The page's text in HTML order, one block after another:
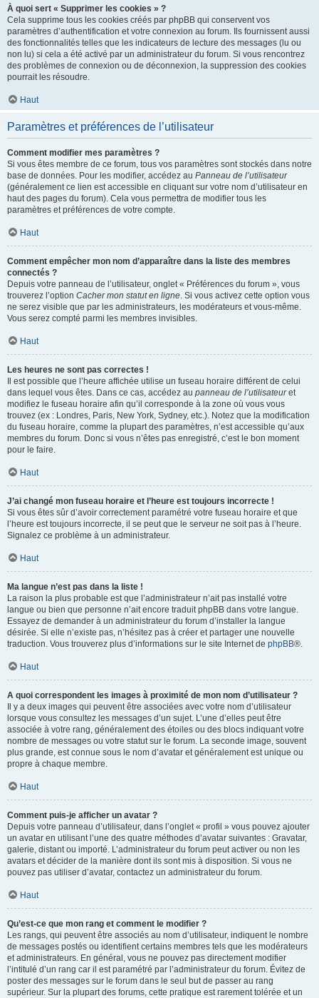
À quoi sert « Supprimer les cookies » ?
Cela supprime tous les cookies créés par phpBB qui conservent vos
paramètres d’authentification et votre connexion au forum. Ils fournissent aussi
des fonctionnalités telles que les indicateurs de lecture des messages (lu ou
non lu) si cela a été activé par un administrateur du forum. Si vous rencontrez
des problèmes de connexion ou de déconnexion, la suppression des cookies
pourrait les résoudre.
Haut
Paramètres et préférences de l’utilisateur
Comment modifier mes paramètres ?
Si vous êtes membre de ce forum, tous vos paramètres sont stockés dans notre
base de données. Pour les modifier, accédez au Panneau de l’utilisateur
(généralement ce lien est accessible en cliquant sur votre nom d’utilisateur en
haut des pages du forum). Cela vous permettra de modifier tous les
paramètres et préférences de votre compte.
Haut
Comment empêcher mon nom d’apparaître dans la liste des membres
connectés ?
Depuis votre panneau de l’utilisateur, onglet « Préférences du forum », vous
trouverez l’option Cacher mon statut en ligne. Si vous activez cette option vous
ne serez visible que par les administrateurs, les modérateurs et vous-même.
Vous serez compté parmi les membres invisibles.
Haut
Les heures ne sont pas correctes !
Il est possible que l’heure affichée utilise un fuseau horaire différent de celui
dans lequel vous êtes. Dans ce cas, accédez au panneau de l’utilisateuret
modifiez le fuseau horaire afin qu’il corresponde à la zone où vous vous
trouvez (ex : Londres, Paris, New York, Sydney, etc.). Notez que la modification
du fuseau horaire, comme la plupart des paramètres, n’est accessible qu’aux
membres du forum. Donc si vous n’êtes pas enregistré, c’est le bon moment
pour le faire.
Haut
J’ai changé mon fuseau horaire et l’heure est toujours incorrecte !
Si vous êtes sûr d’avoir correctement paramétré votre fuseau horaire et que
l’heure est toujours incorrecte, il se peut que le serveur ne soit pas à l’heure.
Signalez ce problème à un administrateur.
Haut
Ma langue n’est pas dans la liste !
La raison la plus probable est que l’administrateur n’ait pas installé votre
langue ou bien que personne n’ait encore traduit phpBB dans votre langue.
Essayez de demander à un administrateur du forum d’installer la langue
désirée. Si elle n’existe pas, n’hésitez pas à créer et partager une nouvelle
traduction. Vous trouverez plus d’informations sur le site Internet de phpBB®.
Haut
A quoi correspondent les images à proximité de mon nom d’utilisateur ?
Il y a deux images qui peuvent être associées avec votre nom d’utilisateur
lorsque vous consultez les messages d’un sujet. L’une d’elles peut être
associée à votre rang, généralement des étoiles ou des blocs indiquant votre
nombre de messages ou votre statut sur le forum. La seconde image, souvent
plus grande, est connue sous le nom d’avatar et généralement est unique ou
propre à chaque membre.
Haut
Comment puis-je afficher un avatar ?
Depuis votre panneau d’utilisateur, dans l’onglet « profil » vous pouvez ajouter
un avatar en utilisant l’une des quatre méthodes d’avatar suivantes : Gravatar,
galerie, distant ou importé. L’administrateur du forum peut activer ou non les
avatars et décider de la manière dont ils sont mis à disposition. Si vous ne
pouvez pas utiliser d’avatar, contactez un administrateur du forum.
Haut
Qu’est-ce que mon rang et comment le modifier ?
Les rangs, qui peuvent être associés au nom d’utilisateur, indiquent le nombre
de messages postés ou identifient certains membres tels que les modérateurs
et administrateurs. En général, vous ne pouvez pas directement modifier
l’intitulé d’un rang car il est paramétré par l’administrateur du forum. Évitez de
poster des messages sur le forum dans le seul but de passer au rang
supérieur. Sur la plupart des forums, cette pratique est rarement tolérée et un